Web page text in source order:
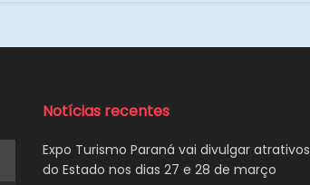
Notícias recentes
Expo Turismo Paraná vai divulgar atrativos
do Estado nos dias 27 e 28 de março